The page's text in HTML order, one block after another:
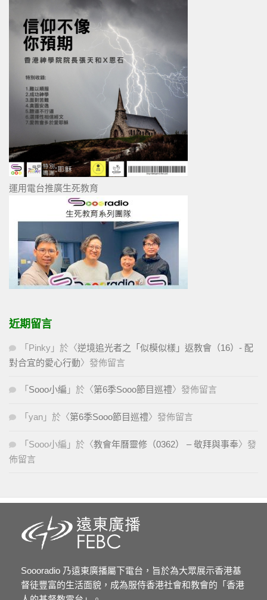
運用電台推廣生死教育
近期留言
「 Pinky 」於〈逆境追光者之「似模似樣」返教會（16）- 配
對合宜的愛心行動〉發佈留言
「 Sooo小編 」於〈第6季Sooo節目巡禮〉發佈留言
「 yan 」於〈第6季Sooo節目巡禮〉發佈留言
「 Sooo小編 」於〈教會年曆靈修（0362） – 敬拜與事奉〉發
佈留言
Soooradio 乃遠東廣播屬下電台，旨於為大眾展示香港基
督徒豐富的生活面貌，成為服侍香港社會和教會的「香港